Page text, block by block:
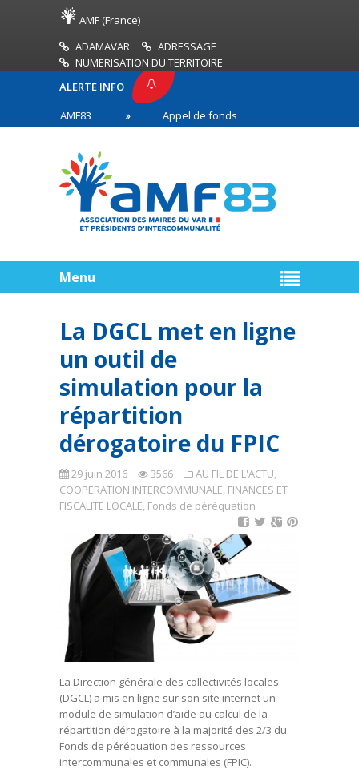
AMF (France)
ADAMAVAR
ADRESSAGE
NUMERISATION DU TERRITOIRE
ALERTE INFO
AMF83
Appel de fonds incendies de forêt
en première ligne
Menu
La DGCL met en ligne
un outil de
simulation pour la
répartition
dérogatoire du FPIC
29 juin 2016 3566 AU FIL DE L'ACTU,
COOPERATION INTERCOMMUNALE, FINANCES ET
FISCALITE LOCALE, Fonds de péréquation
La Direction générale des collectivités locales
(DGCL) a mis en ligne sur son site internet un
module de simulation d’aide au calcul de la
répartition dérogatoire à la majorité des 2/3 du
Fonds de péréquation des ressources
intercommunales et communales (FPIC).